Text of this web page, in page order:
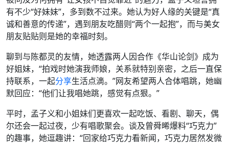
有不少“好妹妹”，多到数不过来。她认为好人缘的关键是“真
诚和善意的传递”，遇到朋友吃醋则“两个一起抱”，而与美女
朋友贴贴则是她的幸福时刻。
聊到与陈都灵的友情，她透露两人因合作《华山论剑》成为
好姐妹，“拍戏时她演我师娘，关系就特别亲密，之后一直保
持联系，一起分享生活点滴。”网友希望两人合体唱跳，她幽
默回应：“他们让我唱她跳，感觉有点狠。”
平时，孟子义和小姐妹们更喜欢一起吃饭、看剧、聊天，偶
尔还会一起过夜，少有唱歌聚会。谈及曾舜晞爆料“巧克力”
的趣事，她逗趣讲：“回家给巧克力看新闻，巧克力居然发微